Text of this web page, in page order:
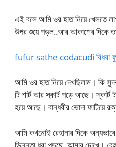
এই বলে আমি ওর হাত নিয়ে খেলতে
উপর শুয়ে পড়ল..আর আকাশের দিকে
fufur sathe codacudi বিধবা
আমি ওর হাত নিয়ে দেখছিলাম। কি
টি শার্ট আর স্কার্ট পড়ে আছে। স্কার্ট
হয়ে আছে। বান্ধবীর ভোদা ফাটিয়ে
আমি কখনোই রেহানার দিকে